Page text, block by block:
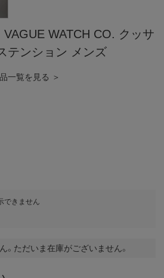
WATCH CO. クッサ
テンション メンズ
一覧を見る ＞
できません
。ただいま在庫がございません。